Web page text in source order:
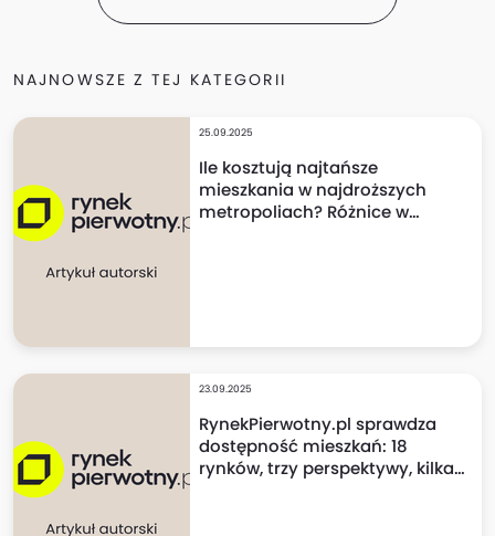
NAJNOWSZE Z TEJ KATEGORII
25.09.2025
Ile kosztują najtańsze
mieszkania w najdroższych
metropoliach? Różnice w
23.09.2025
RynekPierwotny.pl sprawdza
dostępność mieszkań: 18
rynków, trzy perspektywy, kilka